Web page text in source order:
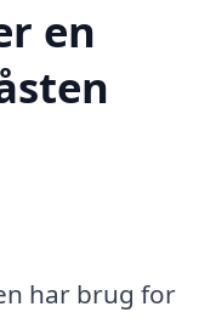
en
har brug for